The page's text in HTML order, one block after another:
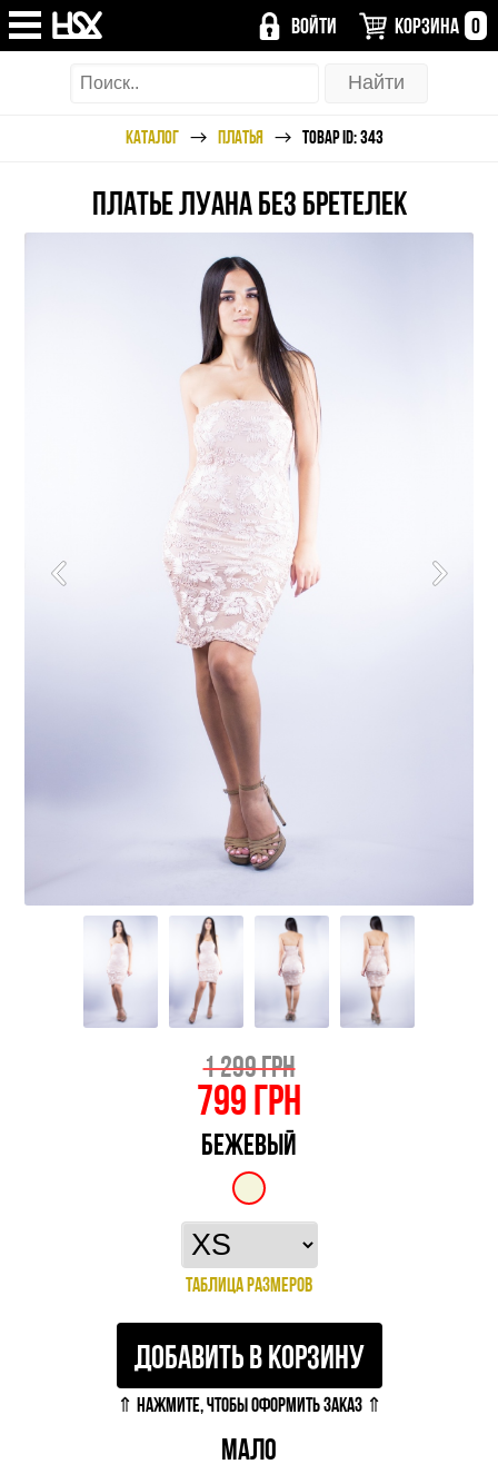
ВОЙТИ КОРЗИНА 0
КАТАЛОГ ПЛАТЬЯ ТОВАР ID: 343
ПЛАТЬЕ ЛУАНА БЕЗ БРЕТЕЛЕК
1 299 ГРН
799ГРН
БЕЖЕВЫЙ
ТАБЛИЦА РАЗМЕРОВ
ДОБАВИТЬ В КОРЗИНУ
⇑ НАЖМИТЕ, ЧТОБЫ ОФОРМИТЬ ЗАКАЗ ⇑
МАЛО